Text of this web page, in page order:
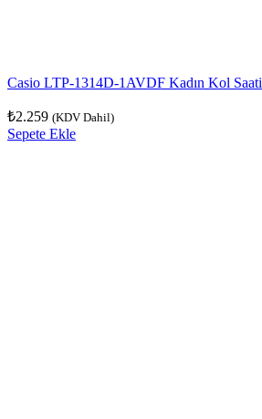
Casio LTP-1314D-1AVDF Kadın Kol Saati
₺2.259 (KDV Dahil)
Sepete Ekle